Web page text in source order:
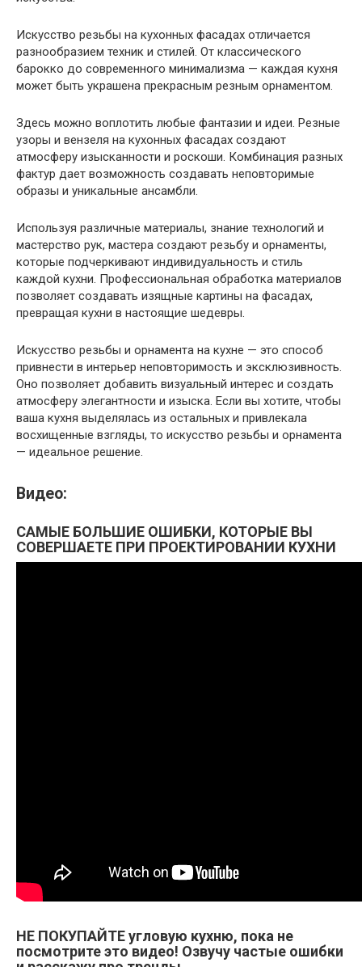
Искусство резьбы на кухонных фасадах отличается
разнообразием техник и стилей. От классического
барокко до современного минимализма — каждая кухня
может быть украшена прекрасным резным орнаментом.
Здесь можно воплотить любые фантазии и идеи. Резные
узоры и вензеля на кухонных фасадах создают
атмосферу изысканности и роскоши. Комбинация разных
фактур дает возможность создавать неповторимые
образы и уникальные ансамбли.
Используя различные материалы, знание технологий и
мастерство рук, мастера создают резьбу и орнаменты,
которые подчеркивают индивидуальность и стиль
каждой кухни. Профессиональная обработка материалов
позволяет создавать изящные картины на фасадах,
превращая кухни в настоящие шедевры.
Искусство резьбы и орнамента на кухне — это способ
привнести в интерьер неповторимость и эксклюзивность.
Оно позволяет добавить визуальный интерес и создать
атмосферу элегантности и изыска. Если вы хотите, чтобы
ваша кухня выделялась из остальных и привлекала
восхищенные взгляды, то искусство резьбы и орнамента
— идеальное решение.
Видео:
САМЫЕ БОЛЬШИЕ ОШИБКИ, КОТОРЫЕ ВЫ
СОВЕРШАЕТЕ ПРИ ПРОЕКТИРОВАНИИ КУХНИ
НЕ ПОКУПАЙТЕ угловую кухню, пока не
посмотрите это видео! Озвучу частые ошибки